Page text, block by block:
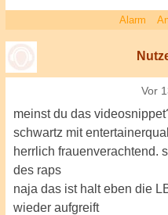
Alarm
Vor
meinst du das
schwartz mit
herrlich frauenverachtend.
des raps
naja das ist halt eben die
wieder aufgreift